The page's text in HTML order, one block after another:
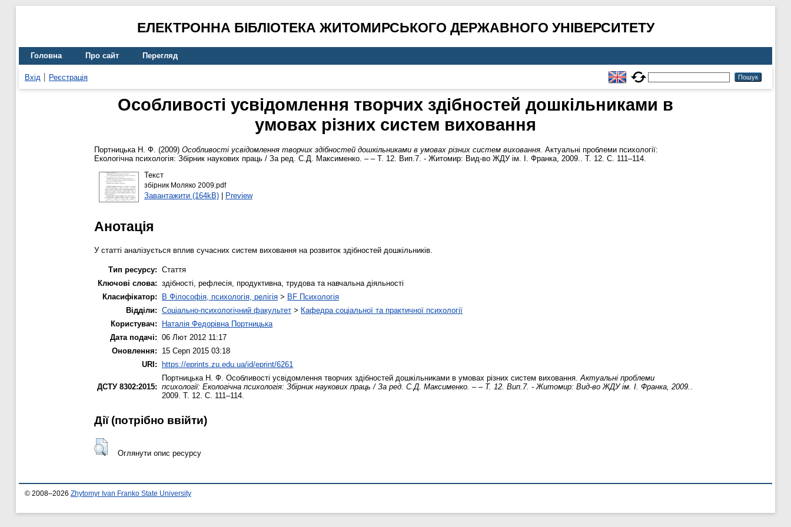
ЕЛЕКТРОННА БІБЛІОТЕКА ЖИТОМИРСЬКОГО ДЕРЖАВНОГО УНІВЕРСИТЕТУ
Головна Про сайт Перегляд
Вхід Реєстрація
Особливості усвідомлення творчих здібностей дошкільниками в
умовах різних систем виховання
Портницька Н. Ф. (2009) Особливості усвідомлення творчих здібностей дошкільниками в умовах різних систем виховання. Актуальні проблеми психології:
Екологічна психологія: Збірник наукових праць / За ред. С.Д. Максименко. – – Т. 12. Вип.7. - Житомир: Вид-во ЖДУ ім. І. Франка, 2009.. Т. 12. С. 111–114.
Текст
збірник Моляко 2009.pdf
Завантажити (164kB)| Preview
Анотація
У статті аналізується вплив сучасних систем виховання на розвиток здібностей дошкільників.
Тип ресурсу: Стаття
Ключові слова: здібності, рефлесія, продуктивна, трудова та навчальна діяльності
Класифікатор:
B Філософія, психологія, релігія > BF Психологія
Відділи: Соціально-психологічний факультет > Кафедра соціальної та практичної психології
Користувач:
Наталія Федорівна Портницька
Дата подачі: 06 Лют 2012 11:17
Оновлення:
15 Серп 2015 03:18
URI: https://eprints.zu.edu.ua/id/eprint/6261
ДСТУ 8302:2015:
Портницька Н. Ф. Особливості усвідомлення творчих здібностей дошкільниками в умовах різних систем виховання. Актуальні проблеми
психології: Екологічна психологія: Збірник наукових праць / За ред. С.Д. Максименко. – – Т. 12. Вип.7. - Житомир: Вид-во ЖДУ ім. І. Франка, 2009.
2009. Т. 12. С. 111–114.
Дії ​​(потрібно ввійти)
Оглянути опис ресурсу
© 2008–2026 Zhytomyr Ivan Franko State University